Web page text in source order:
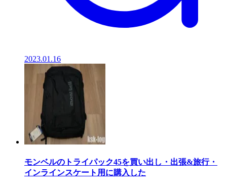
2023.01.16
モンベルのトライパック45を買い出し・出張&旅行・
インラインスケート用に購入した